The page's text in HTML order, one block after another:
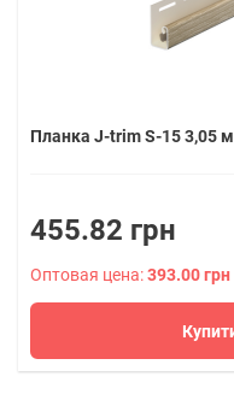
Планка J-trim S-15 3,05
455.82 грн
Оптовая цена:393.00 грн